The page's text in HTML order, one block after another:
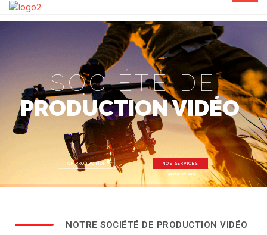
SOCIÉTÉ DE
PRODUCTION VIDÉO
jeter un oeil
CF PRODUCTION NOS SERVICES
NOTRE SOCIÉTÉ DE PRODUCTION VIDÉO